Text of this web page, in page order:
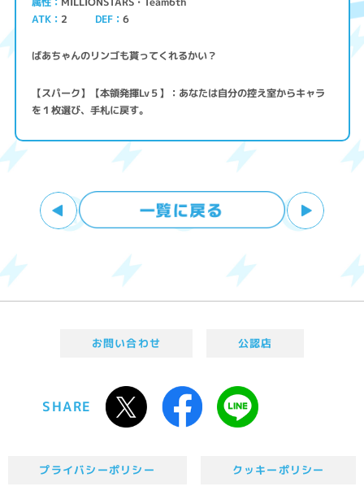
ATK 2 DEF 6
ばあちゃんのリンゴも貰ってくれるかい？
【スパーク】【本領発揮Lv５】：あなたは自分の控え室からキャラ
を１枚選び、手札に戻す。
お問い合わせ 公認店
SHARE
プライバシーポリシー クッキーポリシー